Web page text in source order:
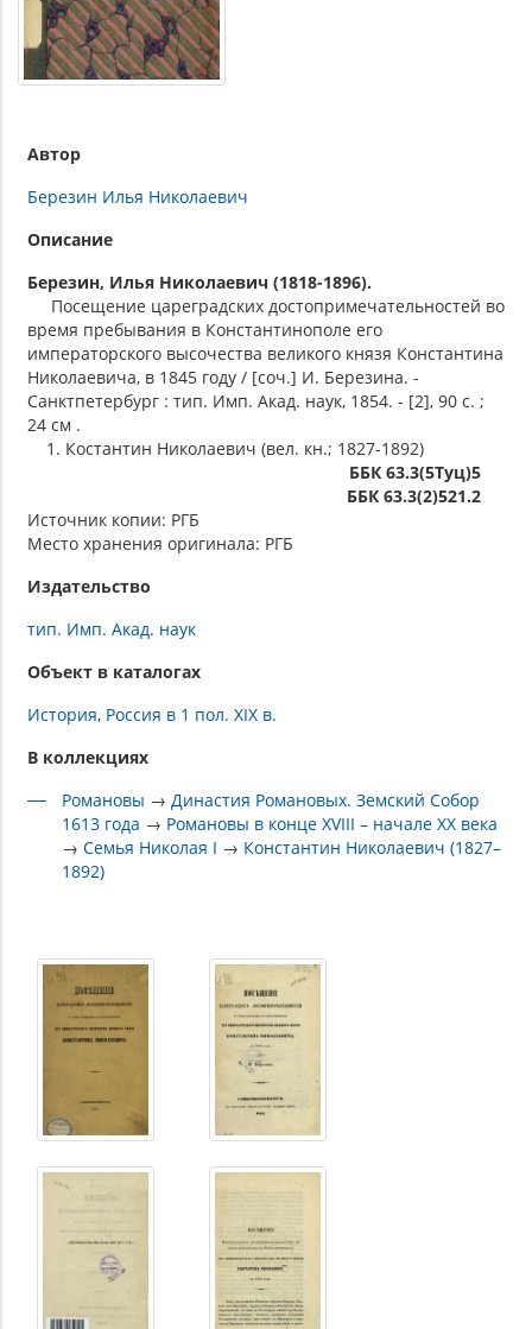
Автор
Березин Илья Николаевич
Описание
Березин, Илья Николаевич (1818-1896).
Посещение цареградских достопримечательностей во
время пребывания в Константинополе его
императорского высочества великого князя Константина
Николаевича, в 1845 году / [cоч.] И. Березина. -
Санктпетербург : тип. Имп. Акад. наук, 1854. - [2], 90 с. ;
24 см .
1. Костантин Николаевич (вел. кн.; 1827-1892)
ББК 63.3(5Туц)5
ББК 63.3(2)521.2
Источник копии: РГБ
Место хранения оригинала: РГБ
Издательство
тип. Имп. Акад. наук
Объект в каталогах
История Россия в 1 пол. XIX в.
В коллекциях
Романовы → Династия Романовых. Земский Собор
1613 года → Романовы в конце XVIII – начале XX века
→Семья Николая I → Константин Николаевич (1827–
1892)